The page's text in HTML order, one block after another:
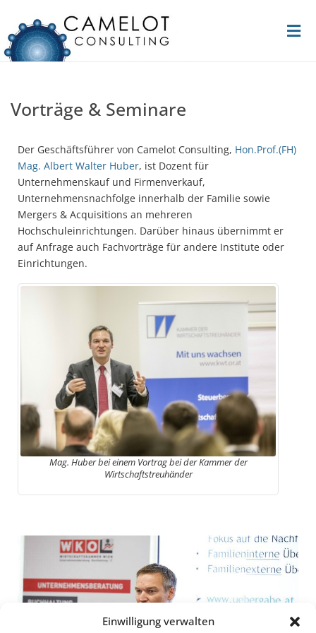
Einwilligung verwalten
Vorträge & Seminare
Der Geschäftsführer von Camelot Consulting, Hon.Prof.(FH)
Mag. Albert Walter Huber, ist Dozent für
Unternehmenskauf und Firmenverkauf,
Unternehmensnachfolge innerhalb der Familie sowie
Mergers & Acquisitions an mehreren
Hochschuleinrichtungen. Darüber hinaus übernimmt er
auf Anfrage auch Fachvorträge für andere Institute oder
Einrichtungen.
Mag. Huber bei einem Vortrag bei der Kammer der
Wirtschaftstreuhänder